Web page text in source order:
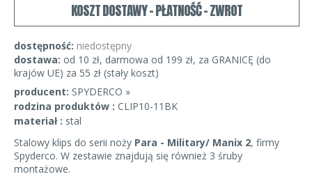
KOSZT DOSTAWY - PŁATNOŚĆ - ZWROT
dostępność: niedostępny
dostawa: od 10 zł, darmowa od 199 zł, za GRANICĘ (do
krajów UE) za 55 zł (stały koszt)
producent: SPYDERCO »
rodzina produktów : CLIP10-11BK
materiał : stal
Stalowy klips do serii noży Para - Military/ Manix 2, firmy
Spyderco. W zestawie znajdują się również 3 śruby
montażowe.